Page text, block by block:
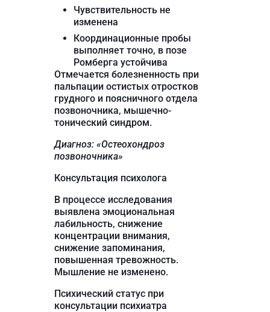
Чувствительность не
изменена
Координационные пробы
выполняет точно, в позе
Ромберга устойчива
Отмечается болезненность при
пальпации остистых отростков
грудного и поясничного отдела
позвоночника, мышечно-
тонический синдром.
Диагноз: «Остеохондроз
позвоночника»
Консультация психолога
В процессе исследования
выявлена эмоциональная
лабильность, снижение
концентрации внимания,
снижение запоминания,
повышенная тревожность.
Мышление не изменено.
Психический статус при
консультации психиатра